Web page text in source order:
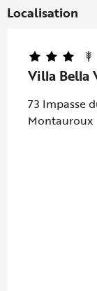
Localisation
Villa Bella
73 Impasse
Montauroux